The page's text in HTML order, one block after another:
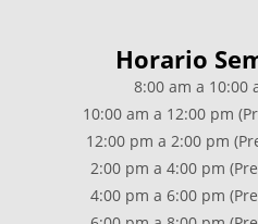
Horario
8:00 am a 10:00
10:00 am a 12:00 pm
12:00 pm a 2:00 pm
2:00 pm a 4:00 pm
4:00 pm a 6:00 pm